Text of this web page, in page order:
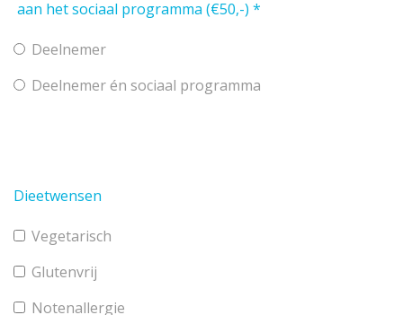
aan het sociaal programma (€50,-) *
Deelnemer
Deelnemer én sociaal programma
Dieetwensen
Vegetarisch
Glutenvrij
Notenallergie